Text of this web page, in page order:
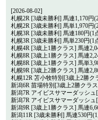
[2026-08-02]
札幌2R [3歳未勝利] 馬連1,170円
札幌2R [3歳未勝利] 馬単1,970円
札幌3R [3歳未勝利] 馬連180円(1
札幌3R [3歳未勝利] 馬単230円(1
札幌4R [3歳上1勝クラス] 馬連
札幌8R [3歳上1勝クラス] 馬連
札幌8R [3歳上1勝クラス] 馬単
札幌9R [3歳上2勝クラス] 馬連
札幌12R 苫小牧特別[3歳上2勝ク
新潟6R 苗場特別[3歳上2勝クラ
新潟7R アイビスサマーダッシ
新潟7R アイビスサマーダッシ
新潟9R [3歳上1勝クラス] 馬連
新潟11R [3歳未勝利] 馬連530円